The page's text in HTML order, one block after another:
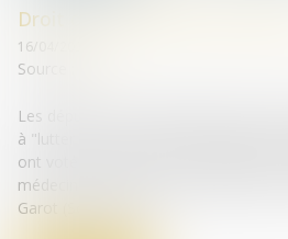
Droit des professionnels
16/04/2025
Source :
Les députés, qui examinaient
à "lutter contre les déserts médicaux,
ont voté en faveur de la régulation de
médecins sur le territoire, défendue
Garot (Socialistes)...